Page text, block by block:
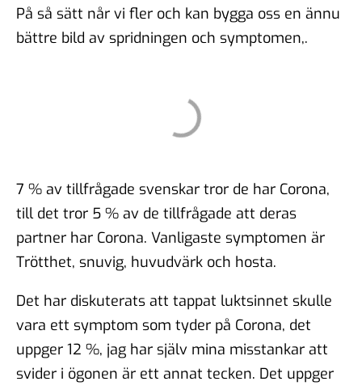
På så sätt når vi fler och kan bygga oss en ännu
bättre bild av spridningen och symptomen,.
7 % av tillfrågade svenskar tror de har Corona,
till det tror 5 % av de tillfrågade att deras
partner har Corona. Vanligaste symptomen är
Trötthet, snuvig, huvudvärk och hosta.
Det har diskuterats att tappat luktsinnet skulle
vara ett symptom som tyder på Corona, det
uppger 12 %, jag har själv mina misstankar att
svider i ögonen är ett annat tecken. Det uppger